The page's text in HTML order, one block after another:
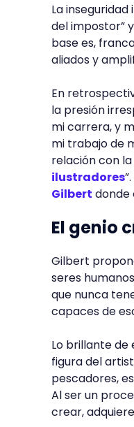
La
del impostor”
base es,
aliados y
En
la presión
mi carrera, y
mi trabajo de
relación con
ilustradores
Gilbert donde
El genio
Gilbert
seres
que nunca
capaces de
Lo brillante de
figura del
pescadores,
Al ser un
crear,